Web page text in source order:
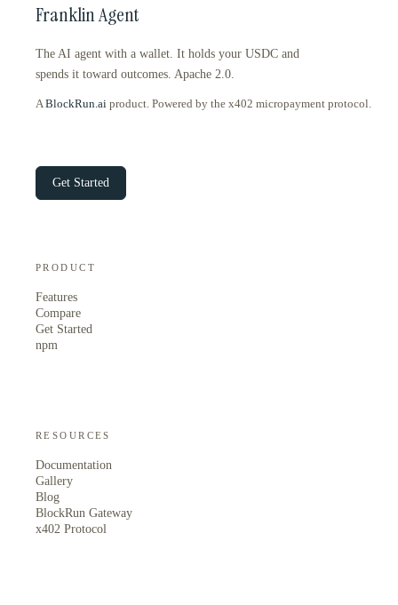
Franklin Agent
The AI agent with a wallet. It holds your USDC and
spends it toward outcomes. Apache 2.0.
A BlockRun.ai product. Powered by the x402 micropayment protocol.
Get Started
PRODUCT
Features
Compare
Get Started
npm
RESOURCES
Documentation
Gallery
Blog
BlockRun Gateway
x402 Protocol